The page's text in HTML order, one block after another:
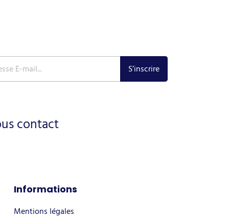
contact
Informations
Mentions légales